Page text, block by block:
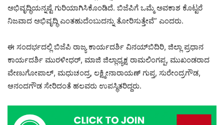
ಅಭಿವೃದ್ಧಿಯನ್ನಷ್ಟೆ ಗುರಿಯಾಗಿಸಿಕೊಂಡಿದೆ. ಬಿಜೆಪಿಗೆ ಒಮ್ಮೆ ಅವಕಾಶ ಕೊಟ್ಟರೆ
ನಿಜವಾದ ಅಭಿವೃದ್ಧಿ ಎಂತಹುದೆಂಬುದನ್ನು ತೋರಿಸುತ್ತೇವೆ” ಎಂದರು.
ಈ ಸಂದರ್ಭದಲ್ಲಿ ಬಿಜೆಪಿ ರಾಜ್ಯ ಕಾರ್ಯದರ್ಶಿ ವಿನಯ್‌ಬಿದಿರಿ, ಜಿಲ್ಲಾ ಪ್ರಧಾನ
ಕಾರ್ಯದರ್ಶಿ ಮುರಳೀಧರ್, ಮಾಜಿ ಜಿಲ್ಲಾಧ್ಯಕ್ಷ ರಾಮಲಿಂಗಪ್ಪ, ಮುಖಂಡರಾದ
ವೇಣುಗೋಪಾಲ್, ಮಧುಚಂದ್ರ, ಲಕ್ಷ್ಮೀನಾರಾಯಣ್ ಗುಪ್ತ, ಸುರೇಂದ್ರಗೌಡ,
ಆನಂದಗೌಡ ಸೇರಿದಂತೆ ಹಲವರು ಉಪಸ್ಥಿತರಿದ್ದರು.